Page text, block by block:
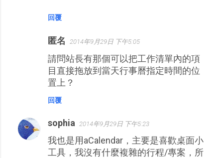
回覆
匿名 2014年9月29日 下午5:05
請問站長有那個可以把工作清單內的項
目直接拖放到當天行事曆指定時間的位
置上？
回覆
sophia 2014年9月29日 下午5:23
我也是用aCalendar，主要是喜歡桌面小
工具，我沒有什麼複雜的行程/專案，所